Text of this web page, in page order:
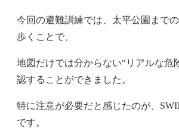
今回の避難訓練では、太平公園まで
歩くことで、
地図だけでは分からない“リアルな危
認することができました。
特に注意が必要だと感じたのが、
です。